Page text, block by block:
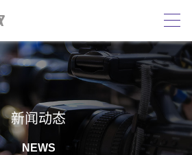
新闻动态
NEWS